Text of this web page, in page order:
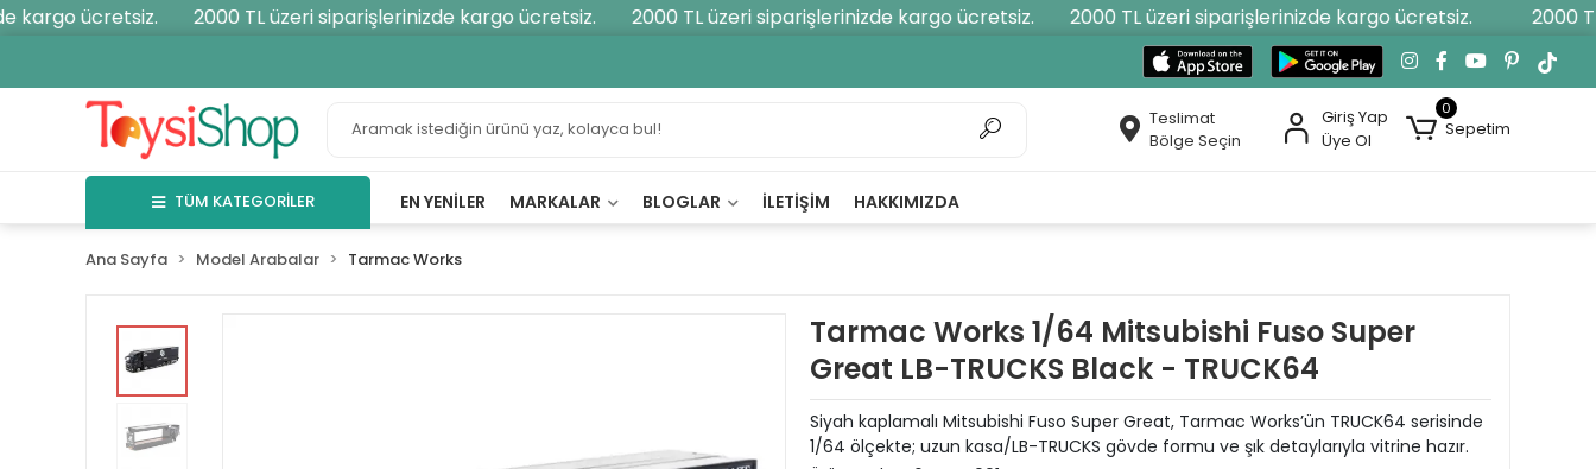
ücretsiz. 2000 TL üzeri siparişlerinizde kargo ücretsiz. 2000 TL üzeri siparişlerinizde kargo ücretsiz. 2000 TL üzeri siparişlerinizde kargo ücretsiz. 2000
Teslimat
Bölge Seçin
Giriş Yap
Üye Ol
0
Sepetim
TÜM KATEGORİLER EN YENILER MARKALAR BLOGLAR İLETIŞIM HAKKIMIZDA
Ana Sayfa Model Arabalar Tarmac Works
Tarmac Works 1/64 Mitsubishi Fuso Super
Great LB-TRUCKS Black - TRUCK64
Siyah kaplamalı Mitsubishi Fuso Super Great, Tarmac Works’ün TRUCK64 serisinde
1/64 ölçekte; uzun kasa/LB-TRUCKS gövde formu ve şık detaylarıyla vitrine hazır.